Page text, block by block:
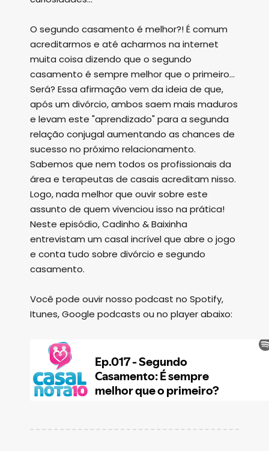
O segundo casamento é melhor?! É comum
acreditarmos e até acharmos na internet
muita coisa dizendo que o segundo
casamento é sempre melhor que o primeiro...
Será? Essa afirmação vem da ideia de que,
após um divórcio, ambos saem mais maduros
e levam este "aprendizado" para a segunda
relação conjugal aumentando as chances de
sucesso no próximo relacionamento.
Sabemos que nem todos os profissionais da
área e terapeutas de casais acreditam nisso.
Logo, nada melhor que ouvir sobre este
assunto de quem vivenciou isso na prática!
Neste episódio, Cadinho & Baixinha
entrevistam um casal incrível que abre o jogo
e conta tudo sobre divórcio e segundo
casamento.
Você pode ouvir nosso podcast no Spotify,
Itunes, Google podcasts ou no player abaixo: